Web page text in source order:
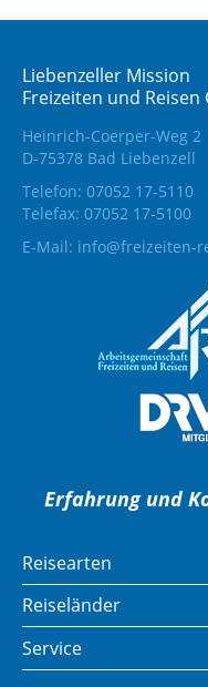
Liebenzeller Mission
Freizeiten und Reisen
Heinrich-Coerper-Weg 2
D-75378 Bad Liebenzell
Telefon: 07052 17-5110
Telefax: 07052 17-5100
E-Mail: info@freizeiten-
Erfahrung und
Reisearten
Reiseländer
Service